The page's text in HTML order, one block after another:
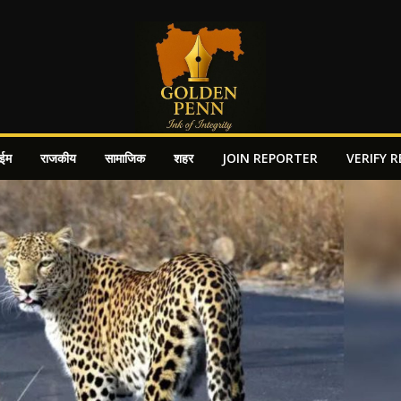
राजकीय सामाजिक शहर JOIN REPORTER VERIFY